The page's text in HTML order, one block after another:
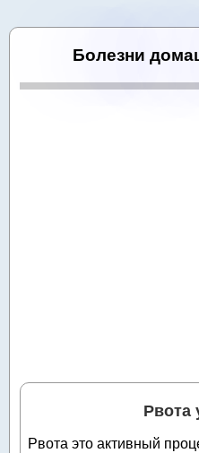
Болезни
Рвота
Рвота это активный